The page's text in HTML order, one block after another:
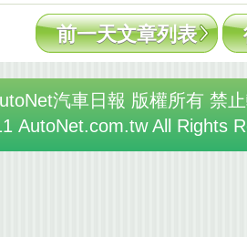
前一天文章列表
汽車日報 版權所有 禁
AutoNet.com.tw All Rights